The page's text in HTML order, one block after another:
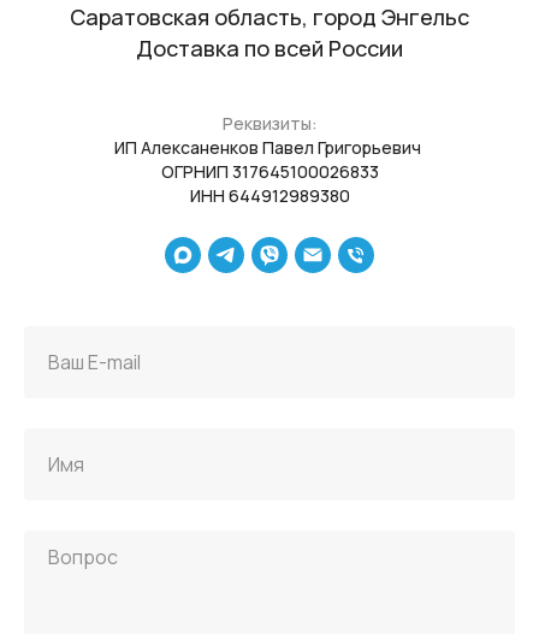
Саратовская область, город Энгельс
Доставка по всей России
Реквизиты:
ИП Алексаненков Павел Григорьевич
ОГРНИП 317645100026833
ИНН 644912989380